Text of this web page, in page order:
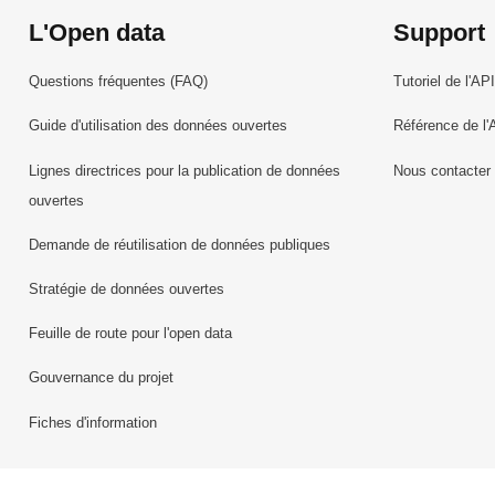
L'Open data
Questions fréquentes (FAQ)
Guide d'utilisation des données ouvertes
Lignes directrices pour la publication de données
ouvertes
Demande de réutilisation de données publiques
Stratégie de données ouvertes
Feuille de route pour l'open data
Gouvernance du projet
Fiches d'information
Support
Tutoriel de l'API
Référence de
Nous contacter